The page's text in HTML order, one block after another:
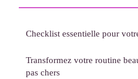
Checklist essentielle pour
Transformez votre routine
pas chers